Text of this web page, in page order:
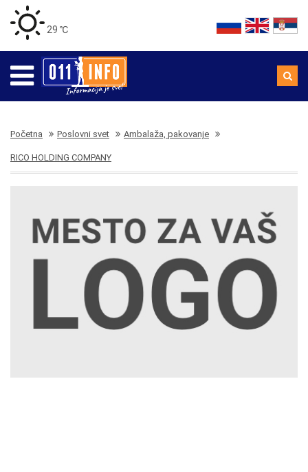
29 ℃
Početna Poslovni svet Ambalaža, pakovanje
RICO HOLDING COMPANY